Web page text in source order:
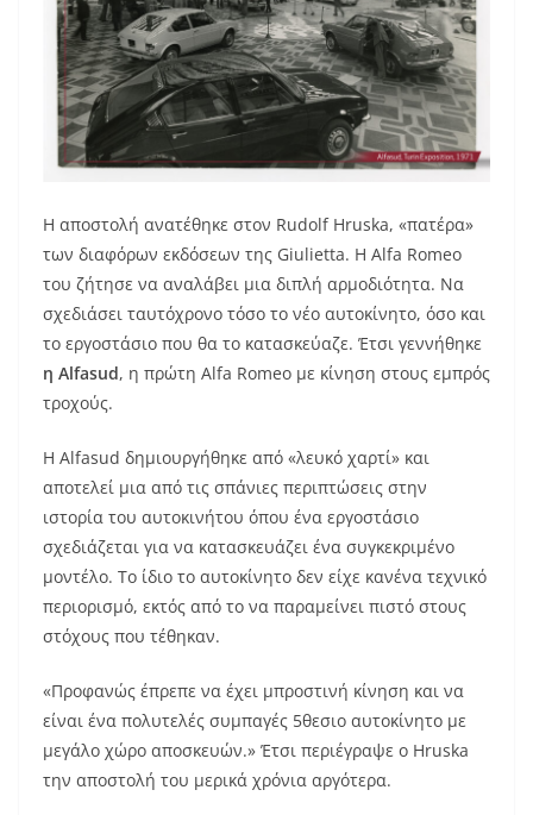
Η αποστολή ανατέθηκε στον Rudolf Hruska, «πατέρα»
των διαφόρων εκδόσεων της Giulietta. Η Alfa Romeo
του ζήτησε να αναλάβει μια διπλή αρμοδιότητα. Να
σχεδιάσει ταυτόχρονο τόσο το νέο αυτοκίνητο, όσο και
το εργοστάσιο που θα το κατασκεύαζε. Έτσι γεννήθηκε
η Alfasud, η πρώτη Alfa Romeo με κίνηση στους εμπρός
τροχούς.
Η Alfasud δημιουργήθηκε από «λευκό χαρτί» και
αποτελεί μια από τις σπάνιες περιπτώσεις στην
ιστορία του αυτοκινήτου όπου ένα εργοστάσιο
σχεδιάζεται για να κατασκευάζει ένα συγκεκριμένο
μοντέλο. Το ίδιο το αυτοκίνητο δεν είχε κανένα τεχνικό
περιορισμό, εκτός από το να παραμείνει πιστό στους
στόχους που τέθηκαν.
«Προφανώς έπρεπε να έχει μπροστινή κίνηση και να
είναι ένα πολυτελές συμπαγές 5θεσιο αυτοκίνητο με
μεγάλο χώρο αποσκευών.» Έτσι περιέγραψε ο Hruska
την αποστολή του μερικά χρόνια αργότερα.